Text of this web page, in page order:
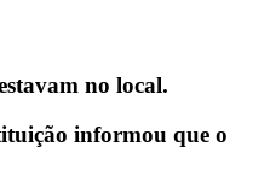
no local.
informou que o